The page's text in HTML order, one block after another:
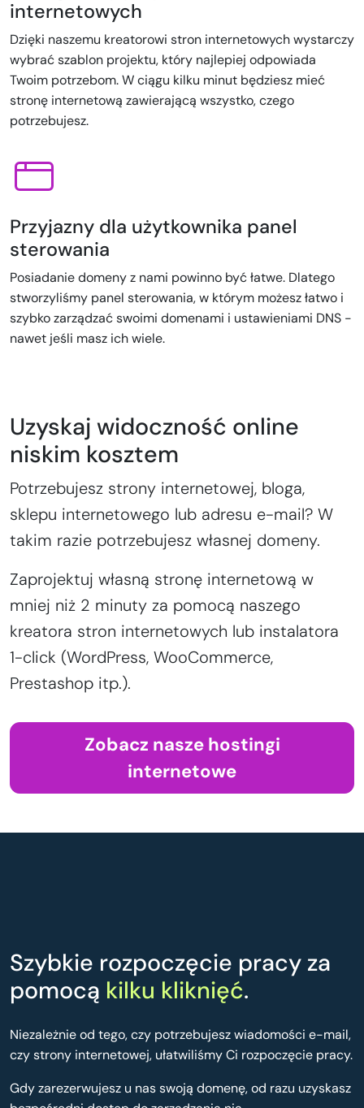
internetowych
Dzięki naszemu kreatorowi stron internetowych wystarczy
wybrać szablon projektu, który najlepiej odpowiada
Twoim potrzebom. W ciągu kilku minut będziesz mieć
stronę internetową zawierającą wszystko, czego
potrzebujesz.
Przyjazny dla użytkownika panel
sterowania
Posiadanie domeny z nami powinno być łatwe. Dlatego
stworzyliśmy panel sterowania, w którym możesz łatwo i
szybko zarządzać swoimi domenami i ustawieniami DNS -
nawet jeśli masz ich wiele.
Uzyskaj widoczność online
niskim kosztem
Potrzebujesz strony internetowej, bloga,
sklepu internetowego lub adresu e-mail? W
takim razie potrzebujesz własnej domeny.
Zaprojektuj własną stronę internetową w
mniej niż 2 minuty za pomocą naszego
kreatora stron internetowych lub instalatora
1-click (WordPress, WooCommerce,
Prestashop itp.).
Zobacz nasze hostingi
internetowe
Szybkie rozpoczęcie pracy za
pomocą kilku kliknięć.
Niezależnie od tego, czy potrzebujesz wiadomości e-mail,
czy strony internetowej, ułatwiliśmy Ci rozpoczęcie pracy.
Gdy zarezerwujesz u nas swoją domenę, od razu uzyskasz